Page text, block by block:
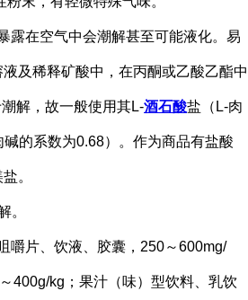
露在空气中会潮解甚至可能液化。易
及稀释矿酸中，在丙酮或乙酸乙酯中
解，故一般使用其L-酒石酸盐（L-肉
的系数为0.68）。作为商品有盐酸
。
。
嚼片、饮液、胶囊，250～600mg/
400g/kg；果汁（味）型饮料、乳饮